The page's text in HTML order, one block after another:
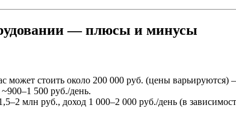
— плюсы и минусы
может стоить около 200 000 руб. (цены
500 руб./день.
млн руб., доход 1 000–2 000 руб./день (в